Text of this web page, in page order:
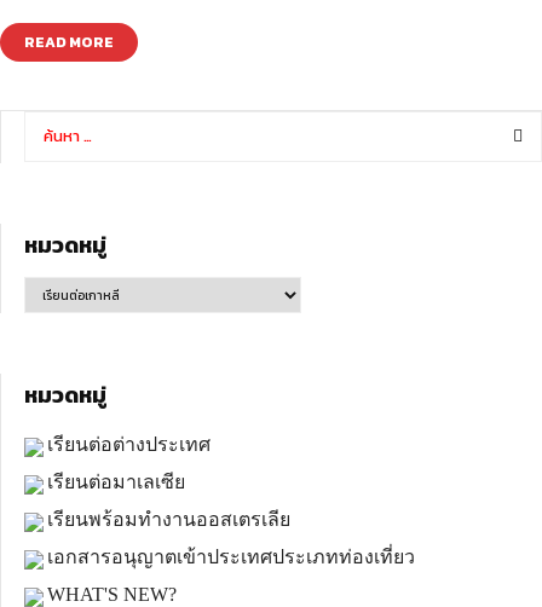
READ MORE
หมวดหมู่
หมวดหมู่
เรียนต่อต่างประเทศ
เรียนต่อมาเลเซีย
เรียนพร้อมทำงานออสเตรเลีย
เอกสารอนุญาตเข้าประเทศประเภทท่องเที่ยว
WHAT'S NEW?